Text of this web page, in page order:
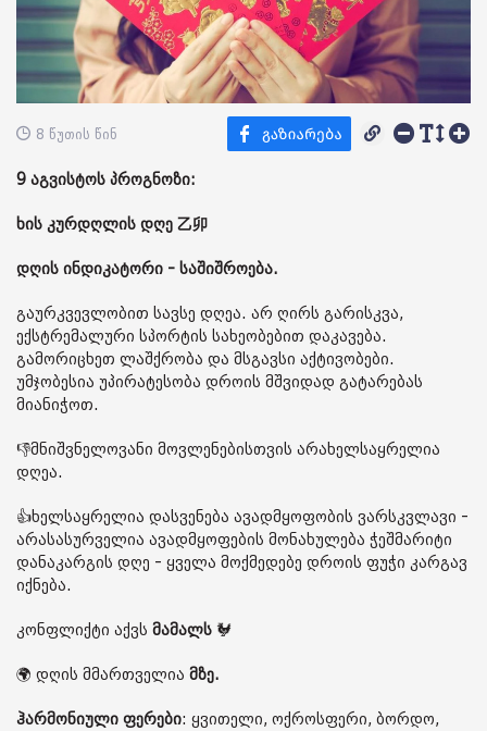
8 წუთის წინ
9 აგვისტოს პროგნოზი:
ხის კურდღლის დღე 乙卯
დღის ინდიკატორი - საშიშროება.
გაურკვევლობით სავსე დღეა. არ ღირს გარისკვა,
ექსტრემალური სპორტის სახეობებით დაკავება.
გამორიცხეთ ლაშქრობა და მსგავსი აქტივობები.
უმჯობესია უპირატესობა დროის მშვიდად გატარებას
მიანიჭოთ.
👎მნიშვნელოვანი მოვლენებისთვის არახელსაყრელია
დღეა.
👍ხელსაყრელია დასვენება ავადმყოფობის ვარსკვლავი -
არასასურველია ავადმყოფების მონახულება ჭეშმარიტი
დანაკარგის დღე - ყველა მოქმედებე დროის ფუჭი კარგავ
იქნება.
კონფლიქტი აქვს მამალს 🐓
🌍 დღის მმართველია მზე.
ჰარმონიული ფერები: ყვითელი, ოქროსფერი, ბორდო,